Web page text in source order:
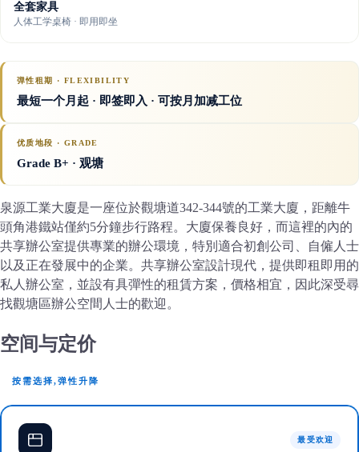
全套家具
人体工学桌椅 · 即用即坐
弹性租期 · FLEXIBILITY
最短一个月起 · 即签即入 · 可按月加减工位
优质地段 · GRADE
Grade B+ · 观塘
泉源工業大廈是一座位於觀塘道342-344號的工業大廈，距離牛
頭角港鐵站僅約5分鐘步行路程。大廈保養良好，而這裡的內的
共享辦公室提供專業的辦公環境，特別適合初創公司、自僱人士
以及正在發展中的企業。共享辦公室設計現代，提供即租即用的
私人辦公室，並設有具彈性的租賃方案，價格相宜，因此深受尋
找觀塘區辦公空間人士的歡迎。
空间与定价
按需选择,弹性升降
最受欢迎